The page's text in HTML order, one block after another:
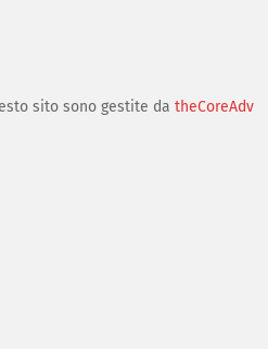
sito sono gestite da theCoreAdv